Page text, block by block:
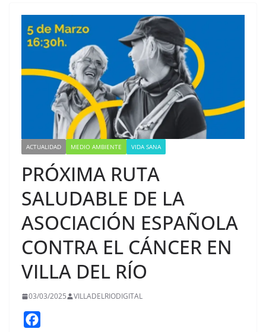
ACTUALIDAD MEDIO AMBIENTE VIDA SANA
PRÓXIMA RUTA
SALUDABLE DE LA
ASOCIACIÓN ESPAÑOLA
CONTRA EL CÁNCER EN
VILLA DEL RÍO
03/03/2025 VILLADELRIODIGITAL